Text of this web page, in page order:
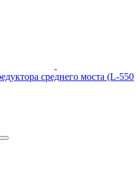
среднего моста (L-550